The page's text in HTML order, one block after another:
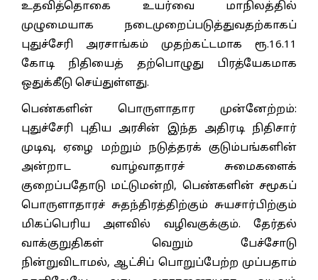
உதவித்தொகை உயர்வை மாநிலத்தில்
முழுமையாக நடைமுறைப்படுத்துவதற்காகப்
புதுச்சேரி அரசாங்கம் முதற்கட்டமாக ரூ.16.11
கோடி நிதியைத் தற்பொழுது பிரத்யேகமாக
ஒதுக்கீடு செய்துள்ளது.
பெண்களின் பொருளாதார முன்னேற்றம்:
புதுச்சேரி புதிய அரசின் இந்த அதிரடி நிதிசார்
முடிவு, ஏழை மற்றும் நடுத்தரக் குடும்பங்களின்
அன்றாட வாழ்வாதாரச் சுமைகளைக்
குறைப்பதோடு மட்டுமன்றி, பெண்களின் சமூகப்
பொருளாதாரச் சுதந்திரத்திற்கும் சுயசார்பிற்கும்
மிகப்பெரிய அளவில் வழிவகுக்கும். தேர்தல்
வாக்குறுதிகள் வெறும் பேச்சோடு
நின்றுவிடாமல், ஆட்சிப் பொறுப்பேற்ற முப்பதாம்